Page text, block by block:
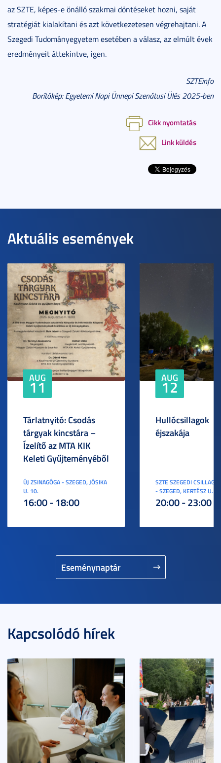
az SZTE, képes-e önálló szakmai döntéseket hozni, saját
stratégiát kialakítani és azt következetesen végrehajtani. A
Szegedi Tudományegyetem esetében a válasz, az elmúlt évek
eredményeit áttekintve, igen.
SZTEinfo
Borítókép: Egyetemi Napi Ünnepi Szenátusi Ülés 2025-ben
Cikk nyomtatás
Link küldés
Aktuális események
Eseménynaptár
AUG
11
Tárlatnyitó: Csodás
tárgyak kincstára –
Ízelítő az MTA KIK
Keleti Gyűjteményéből
ÚJ ZSINAGÓGA - SZEGED, JÓSIKA
U. 10.
16:00 - 18:00
AUG
12
Hullócsillagok
éjszakája
SZTE SZEGEDI
- SZEGED, KERTÉSZ U. 3.
20:00 - 23:00
Kapcsolódó hírek